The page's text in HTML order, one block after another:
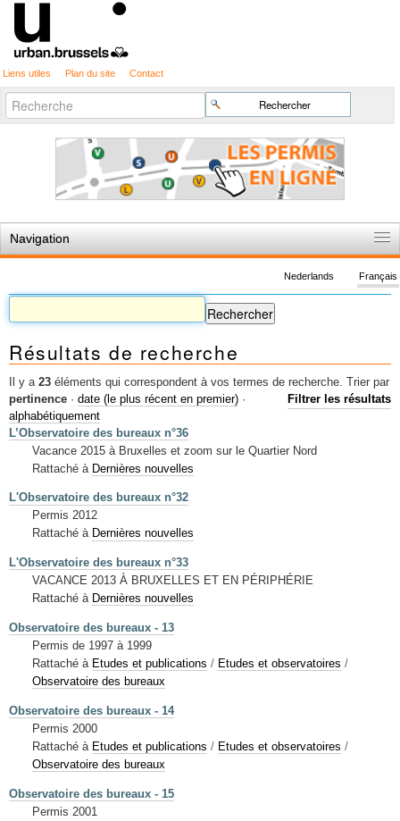
Liens utiles Plan du site Contact
Chercher par
Recherche
avancée…
Navigation
Règles du jeu
Permis d'urbanisme
Cartographie
Etudes et publications
Mots-clés
Renseignements urbanistiques
Français
Nederlands
Résultats de recherche
Il y a 23 éléments qui correspondent à vos termes de recherche.
Filtrer les résultats
Trier par
pertinence · date (le plus récent en premier) ·
alphabétiquement
L’Observatoire des bureaux n°36
Vacance 2015 à Bruxelles et zoom sur le Quartier Nord
Rattaché à Dernières nouvelles
L'Observatoire des bureaux n°32
Permis 2012
Rattaché à Dernières nouvelles
L'Observatoire des bureaux n°33
VACANCE 2013 À BRUXELLES ET EN PÉRIPHÉRIE
Rattaché à Dernières nouvelles
Observatoire des bureaux - 13
Permis de 1997 à 1999
Rattaché à Etudes et publications / Etudes et observatoires /
Observatoire des bureaux
Observatoire des bureaux - 14
Permis 2000
Rattaché à Etudes et publications / Etudes et observatoires /
Observatoire des bureaux
Observatoire des bureaux - 15
Permis 2001